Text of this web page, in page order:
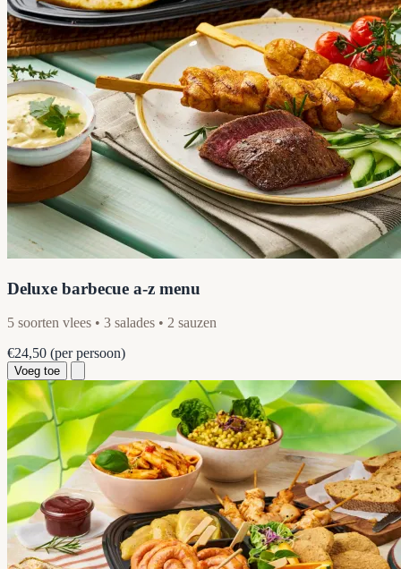
Deluxe barbecue a-z menu
5 soorten vlees • 3 salades • 2 sauzen
€24,50 (per persoon)
Voeg toe